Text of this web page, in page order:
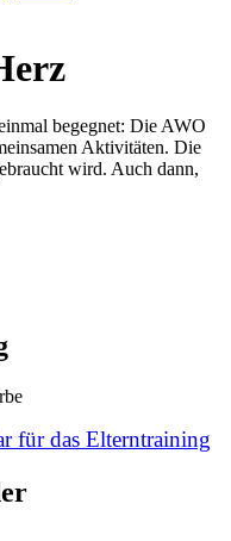
begegnet: Die AWO
Aktivitäten. Die
wird. Auch dann,
für das Elterntraining